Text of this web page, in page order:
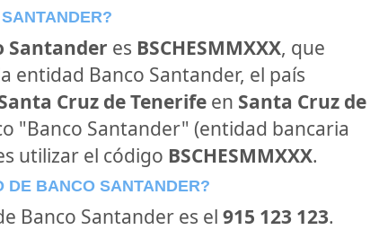
Santander es BSCHESMMXXX, que
Banco Santander, el país
Cruz de Tenerife en Santa Cruz de
"Banco Santander" (entidad bancaria
utilizar el código BSCHESMMXXX.
DE BANCO SANTANDER?
Banco Santander es el 915 123 123.